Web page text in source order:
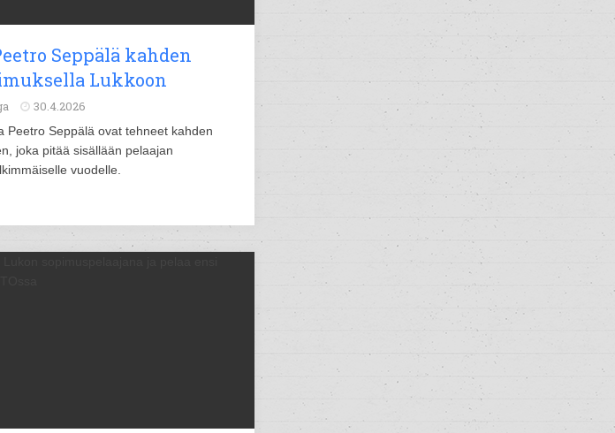
Seppälä kahden
Lukkoon
30.4.2026
Peetro Seppälä ovat tehneet kahden
joka pitää sisällään pelaajan
vuodelle.